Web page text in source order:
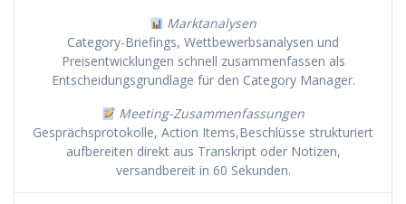
Marktanalysen
Category-Briefings, Wettbewerbsanalysen und
Preisentwicklungen schnell zusammenfassen als
Entscheidungsgrundlage für den Category Manager.
Meeting-Zusammenfassungen
Gesprächsprotokolle, Action Items,Beschlüsse strukturiert
aufbereiten direkt aus Transkript oder Notizen,
versandbereit in 60 Sekunden.